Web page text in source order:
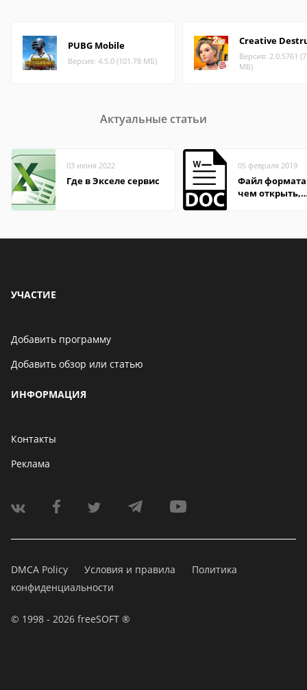
PUBG Mobile
Версия: 4.5.0 (101.78 МБ)
Creative
Версия: 2.0.5761
МБ)
Актуальные статьи
03 июня 2022
Где в Экселе сервис
05 февраля 2019
Файл формата
чем открыть,
УЧАСТИЕ
Добавить программу
Добавить обзор или статью
ИНФОРМАЦИЯ
Контакты
Реклама
DMCA Policy Условия и правила
Политика
конфиденциальности
© 1998 - 2026 freeSOFT ®